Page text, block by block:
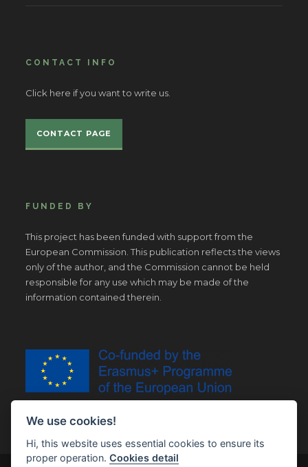
CONTACT INFO
Click here if you want to write us.
CONTACT PAGE
FUNDED BY
This project has been funded with support from the
European Commission. This publication reflects the views
only of the author, and the Commission cannot be held
responsible for any use which may be made of the
information contained therein.
We use cookies!
Hi, this website uses essential cookies to ensure its
proper operation.Cookies detail